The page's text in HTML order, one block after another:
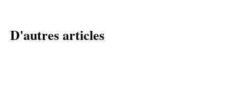
D'autres articles